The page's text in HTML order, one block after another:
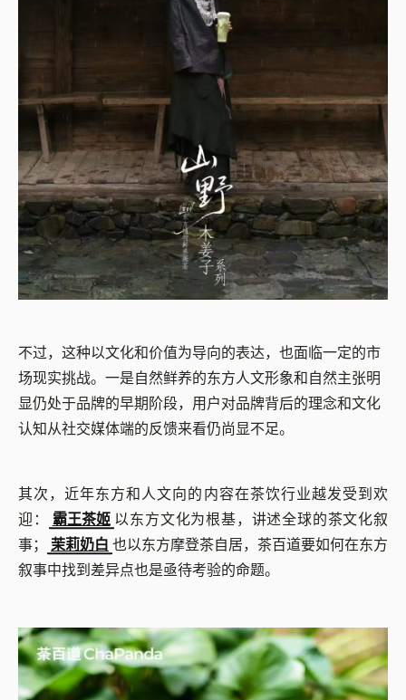
不过，这种以文化和价值为导向的表达，也面临一定的市
场现实挑战。一是自然鲜养的东方人文形象和自然主张明
显仍处于品牌的早期阶段，用户对品牌背后的理念和文化
认知从社交媒体端的反馈来看仍尚显不足。
其次，近年东方和人文向的内容在茶饮行业越发受到欢
迎：
霸王茶姬 以东方文化为根基，讲述全球的茶文化叙
事；
茉莉奶白 也以东方摩登茶自居，茶百道要如何在东方
叙事中找到差异点也是亟待考验的命题。